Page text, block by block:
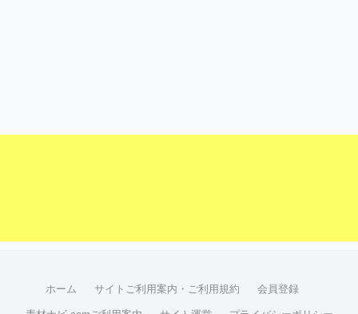
ホーム サイトご利用案内・ご利用規約 会員登録